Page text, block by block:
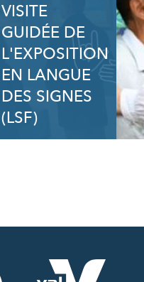
VISITE
GUIDÉE DE
L'EXPOSITION
EN LANGUE
DES SIGNES
(LSF)